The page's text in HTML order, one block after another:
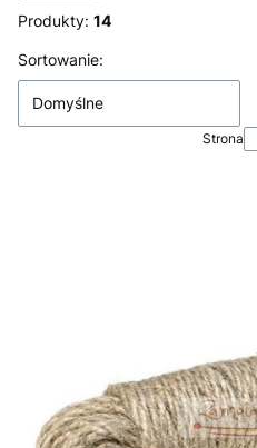
Produkty: 14
Lista produktów
Sortowanie:
Domyślne
Strona